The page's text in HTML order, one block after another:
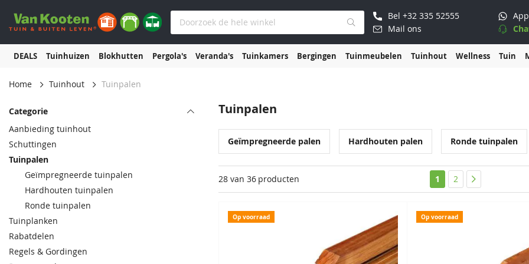
Bel +32 335 52555
Mail ons
DEALS Tuinhuizen Blokhutten Pergola's Veranda's Tuinkamers Bergingen Tuinmeubelen Tuinhout Wellness Tuin
Home Tuinhout Tuinpalen
Tuinpalen
Geïmpregneerde palen Hardhouten palen Ronde tuinpalen
28 van 36 producten Pagina
U lees momenteel
1 Pagina
2 Pagina
Op voorraad Op voorraad
Categorie
Aanbieding tuinhout
Schuttingen
Tuinpalen
Geïmpregneerde tuinpalen
Hardhouten tuinpalen
Ronde tuinpalen
Tuinplanken
Rabatdelen
Regels & Gordingen